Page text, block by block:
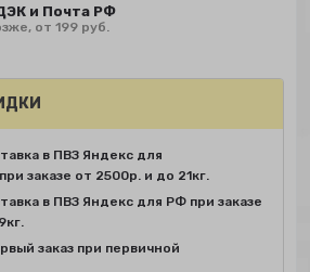
и Почта РФ
от 199 руб.
в ПВЗ Яндекс для
заказе от 2500р. и до 21кг.
в ПВЗ Яндекс для РФ при заказе
заказ при первичной